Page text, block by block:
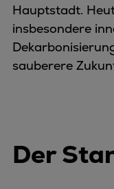
Hauptstadt.
insbesondere
sauberere
Der